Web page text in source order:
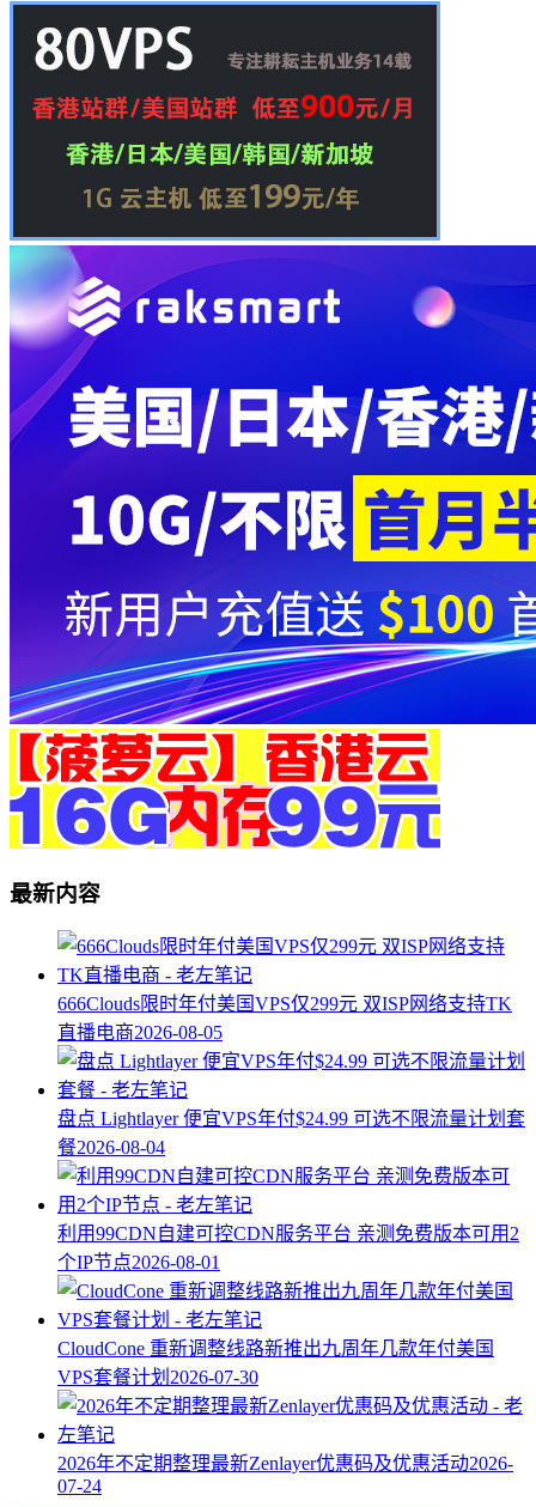
最新内容
666Clouds限时年付美国VPS仅299元 双ISP网络支持TK
直播电商2026-08-05
盘点 Lightlayer 便宜VPS年付$24.99 可选不限流量计划套
餐2026-08-04
利用99CDN自建可控CDN服务平台 亲测免费版本可用2
个IP节点2026-08-01
CloudCone 重新调整线路新推出九周年几款年付美国
VPS套餐计划 2026-07-30
2026年不定期整理最新Zenlayer优惠码及优惠活动2026-
07-24